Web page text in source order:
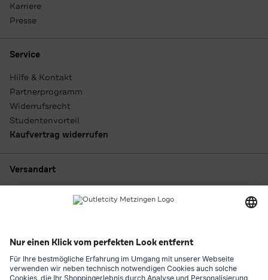
Karriere
Presse
Service
Hilfe & Kontakt
Partnerprogramm
Widerrufsrecht
Studentenvorteil
Kaufvertrag widerrufen
Versandart